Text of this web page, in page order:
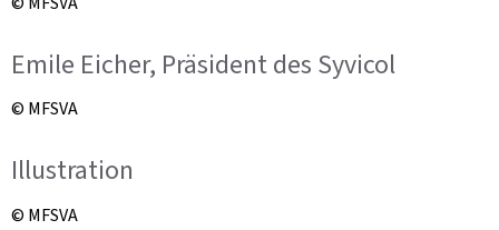
Emile Eicher, Präsident des Syvicol
© MFSVA
Illustration
© MFSVA